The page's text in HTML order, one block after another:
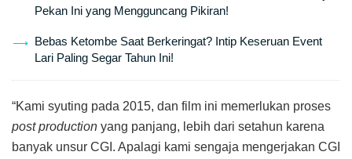
Pekan Ini yang Mengguncang Pikiran!
Bebas Ketombe Saat Berkeringat? Intip Keseruan Event
Lari Paling Segar Tahun Ini!
“Kami syuting pada 2015, dan film ini memerlukan proses
post production yang panjang, lebih dari setahun karena
banyak unsur CGI. Apalagi kami sengaja mengerjakan CGI